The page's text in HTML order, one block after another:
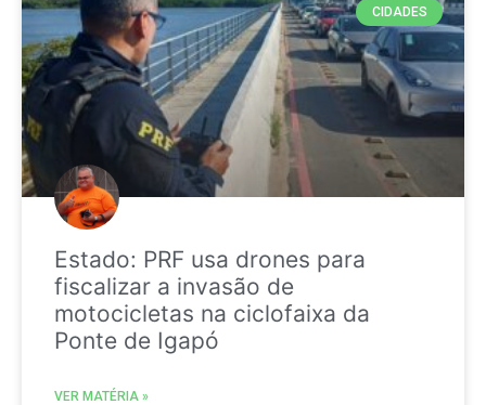
CIDADES
Estado: PRF usa drones para
fiscalizar a invasão de
motocicletas na ciclofaixa da
Ponte de Igapó
VER MATÉRIA »